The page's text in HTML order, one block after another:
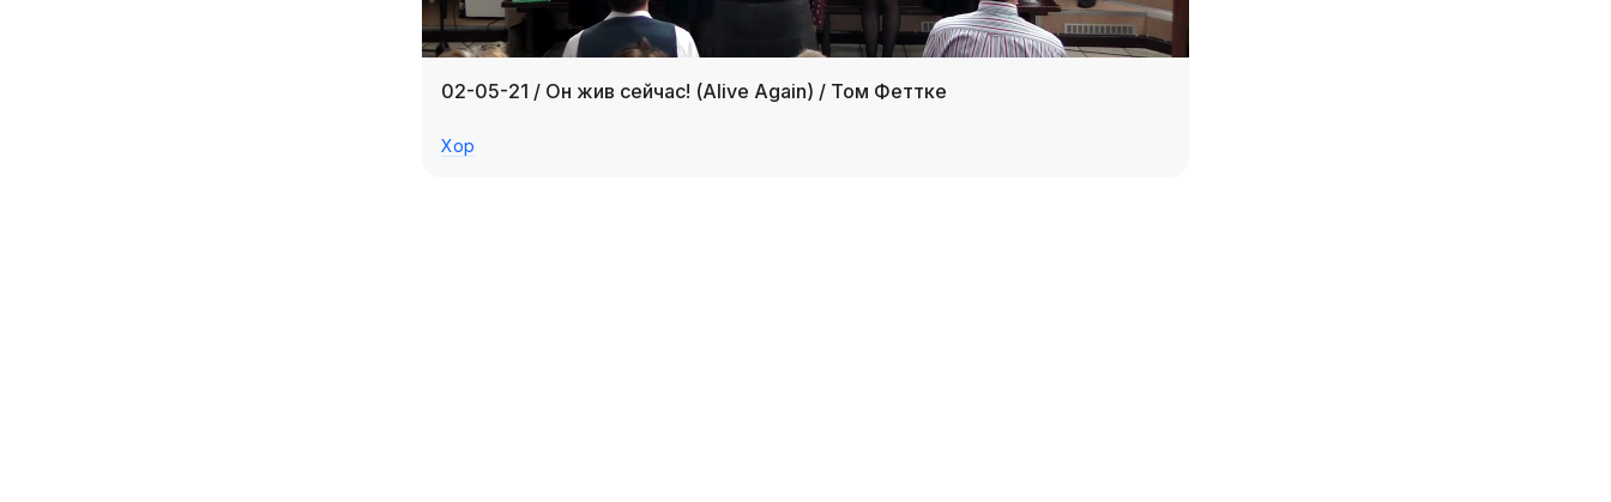
02-05-21 / Он жив сейчас! (Alive Again) / Том Феттке
Хор